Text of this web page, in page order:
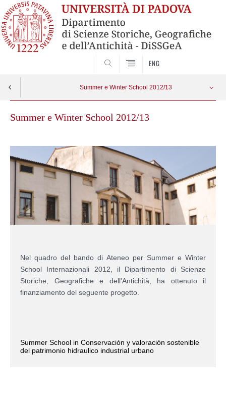
ENG
Summer e Winter School 2012/13
Summer e Winter School 2012/13
Nel quadro del bando di Ateneo per Summer e Winter
School Internazionali 2012, il Dipartimento di Scienze
Storiche, Geografiche e dell'Antichità, ha ottenuto il
finanziamento del seguente progetto.
Summer School in Conservación y valoración sostenible
del patrimonio hidraulico industrial urbano